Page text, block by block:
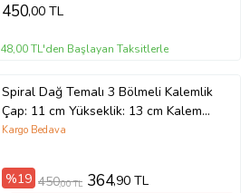
450,00 TL
48,00 TL'den Başlayan Taksitlerle
Spiral Dağ Temalı 3 Bölmeli Kalemlik
Çap: 11 cm Yükseklik: 13 cm Kalem
Kutusu 3D Baskı Tasarım Yüksek
Kargo Bedava
%19 450,00 TL 364,90 TL